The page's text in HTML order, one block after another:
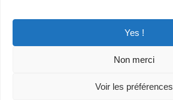
Yes !
Non merci
Voir les préférences
Politique de cookies